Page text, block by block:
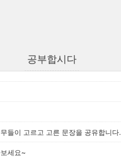
공부합시다
들이 고르고 고른 문장을 공유합니다.
세요~